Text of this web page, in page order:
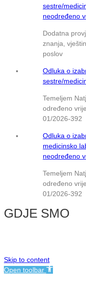
sestre/
neodređeno
Dodatna
znanja,
poslov
Odluka o
sestre/
Temeljem
određeno
01/2026-392
Odluka o
medicinsko
neodređeno
Temeljem
određeno
01/2026-392
GDJE SMO
Skip to content
Open toolbar